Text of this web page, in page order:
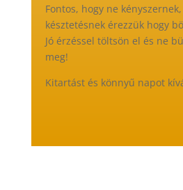
Fontos, hogy ne
késztetésnek érezzük hogy
Jó érzéssel töltsön el és ne
meg!
Kitartást és könnyű napot